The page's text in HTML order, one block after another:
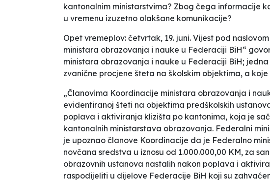
kantonalnim ministarstvima? Zbog čega informacije
u vremenu izuzetno olakšane komunikacije?
Opet vremeplov: četvrtak, 19. juni. Vijest pod
ministara obrazovanja i nauke u Federaciji BiH“
ministara obrazovanja i nauke u Federaciji BiH;
zvanične procjene šteta na školskim objektima, a
„Članovima Koordinacije ministara obrazovanja i
evidentiranoj šteti na objektima predškolskih
poplava i aktiviranja klizišta po kantonima, koja je
kantonalnih ministarstava obrazovanja. Federalni
je upoznao članove Koordinacije da je Federalno
novčana sredstva u iznosu od 1.000.000,00 KM, za
obrazovnih ustanova nastalih nakon poplava i
raspodijeliti u dijelove Federacije BiH koji su